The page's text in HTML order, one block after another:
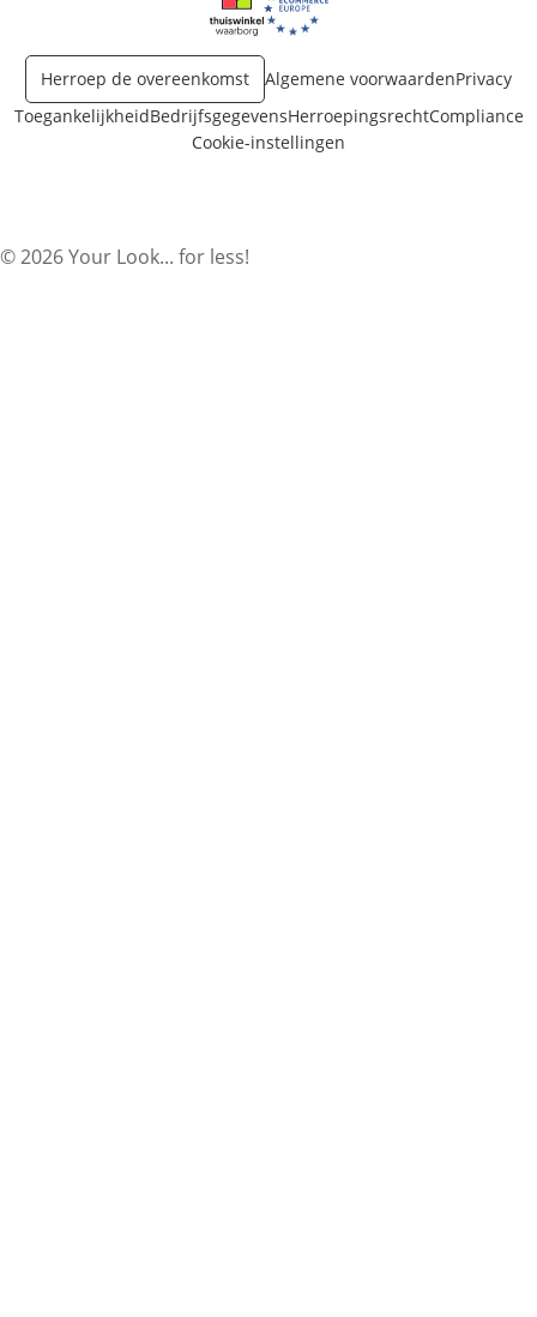
Opent in nieuw venster
Opent in nieuw venster
Herroep de overeenkomst Algemene voorwaardenPrivacy
ToegankelijkheidBedrijfsgegevensHerroepingsrechtCompliance
Cookie-instellingen
© 2026 Your Look... for less!